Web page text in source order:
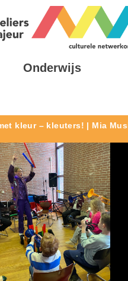
Onderwijs
kleur – kleuters! | Mia